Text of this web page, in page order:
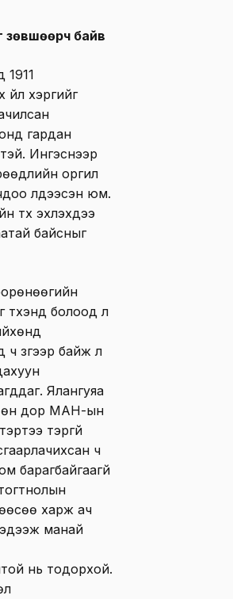
зөвшөөрч байв
1911
хэргийг
гардан
Ингэснээр
оргил
үлдээсэн юм.
эхлэхдээ
байсныг
болоод л
зүгээр байж л
Ялангуяа
дор МАН-ын
тэргүй
ч
харж ач
манай
нь тодорхой.